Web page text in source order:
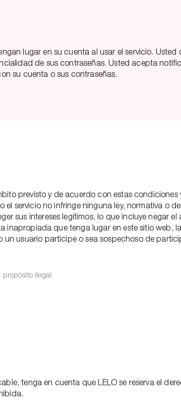
lugar en su cuenta al usar el servicio.
de sus contraseñas. Usted acepta
su cuenta o sus contraseñas.
previsto y de acuerdo con estas
servicio no infringe ninguna ley, normativa o
sus intereses legítimos, lo que incluye negar el
que tenga lugar en este sitio web,
usuario participe o sea sospechoso de
ilegal;
tenga en cuenta que LELO se reserva el